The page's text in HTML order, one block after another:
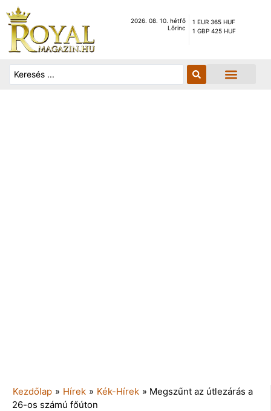
2026. 08. 10. hétfő
Lőrinc
1 EUR 365 HUF
1 GBP 425 HUF
Kezdőlap » Hírek » Kék-Hírek » Megszűnt az útlezárás a
26-os számú főúton